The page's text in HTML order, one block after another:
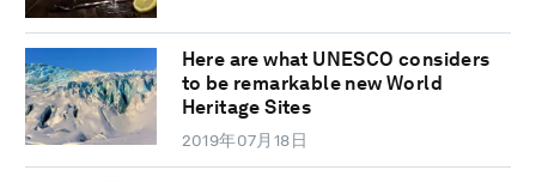
Here are what UNESCO considers
to be remarkable new World
Heritage Sites
2019年07月18日